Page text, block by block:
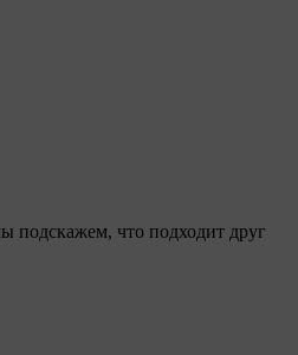
подскажем, что подходит друг